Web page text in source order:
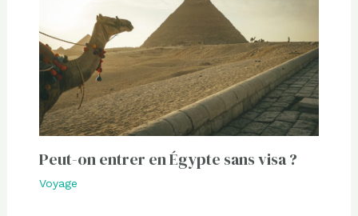
Peut-on entrer en Égypte sans visa ?
Voyage